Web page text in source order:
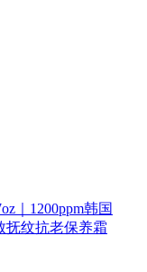
｜1200ppm韩国
抚纹抗老保养霜